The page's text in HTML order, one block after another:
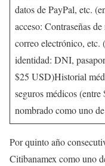
datos de PayPal, etc.
acceso: Contraseñas
correo electrónico,
identidad: DNI,
$25 USD)Historial
seguros médicos
nombrado como uno
Por quinto año
Citibanamex como uno